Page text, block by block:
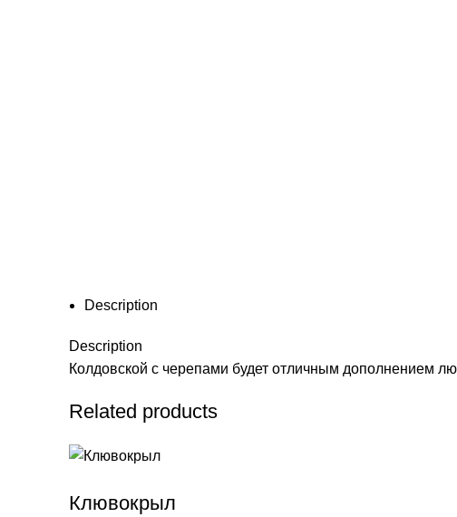
Description
Description
Колдовской с черепами будет отличным дополнением
Related products
Клювокрыл